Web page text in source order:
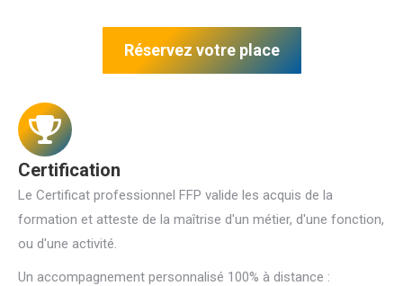
Réservez votre place
Certification
Le Certificat professionnel FFP valide les acquis de la
formation et atteste de la maîtrise d'un métier, d'une fonction,
ou d'une activité.
Un accompagnement personnalisé 100% à distance :